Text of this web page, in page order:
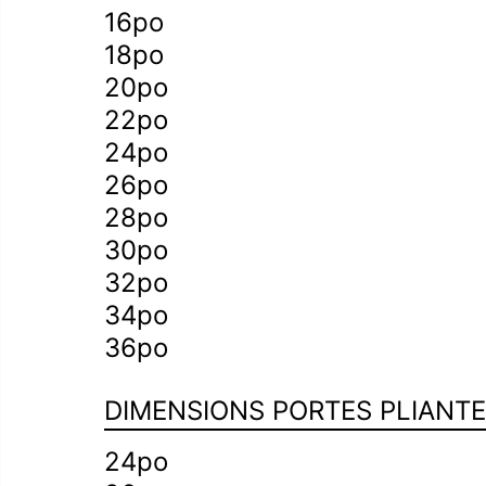
16po
18po
20po
22po
24po
26po
28po
30po
32po
34po
36po
DIMENSIONS PORTES
24po